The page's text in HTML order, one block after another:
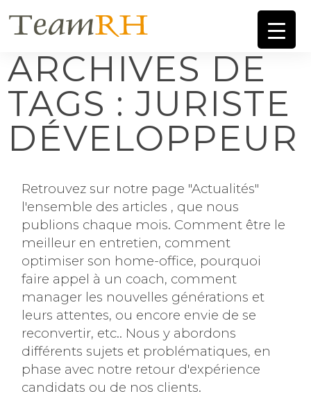
ARCHIVES DE
TAGS : JURISTE
DÉVELOPPEUR
Retrouvez sur notre page "Actualités"
l'ensemble des articles , que nous
publions chaque mois. Comment être le
meilleur en entretien, comment
optimiser son home-office, pourquoi
faire appel à un coach, comment
manager les nouvelles générations et
leurs attentes, ou encore envie de se
reconvertir, etc.. Nous y abordons
différents sujets et problématiques, en
phase avec notre retour d'expérience
candidats ou de nos clients.